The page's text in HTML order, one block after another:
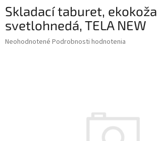
Skladací taburet, ekokoža
svetlohnedá, TELA NEW
Priemerné
Neohodnotené Podrobnosti hodnotenia